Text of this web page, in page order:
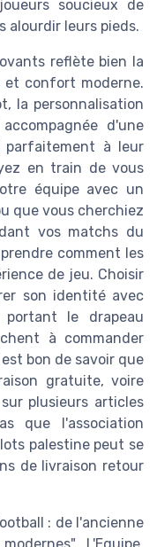
soucieux de
alourdir leurs pieds.
reflète bien la
et confort moderne.
la personnalisation
d'une
parfaitement à leur
en train de vous
équipe avec un
que vous cherchiez
vos matchs du
comment les
de jeu. Choisir
son identité avec
le drapeau
à commander
bon de savoir que
gratuite, voire
plusieurs articles
que l'association
palestine peut se
de livraison retour
: de l'ancienne
L'Equipe,